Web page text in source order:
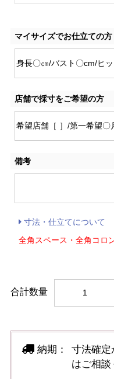
マイサイズでお仕立ての方
店舗で採寸をご希望の方
備考
寸法・仕立てについて
全角スペース・全角コロ
合計数量
納期：
寸法確
はご相談